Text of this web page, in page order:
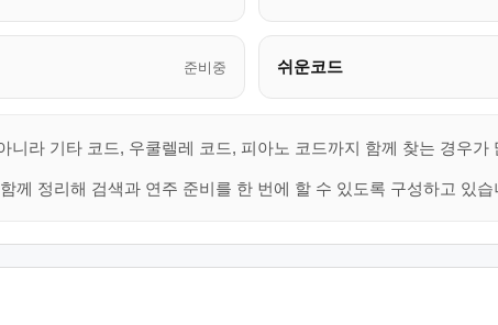
준비중 쉬운코드
니라 기타 코드, 우쿨렐레 코드, 피아노 코드까지 함께 찾는 경우가
께 정리해 검색과 연주 준비를 한 번에 할 수 있도록 구성하고 있습